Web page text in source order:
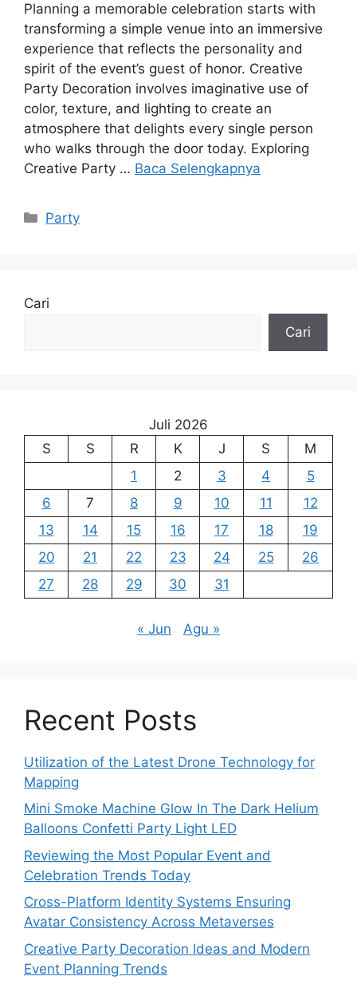
Planning a memorable celebration starts with
transforming a simple venue into an immersive
experience that reflects the personality and
spirit of the event’s guest of honor. Creative
Party Decoration involves imaginative use of
color, texture, and lighting to create an
atmosphere that delights every single person
who walks through the door today. Exploring
Creative Party … Baca Selengkapnya
Kategori
Party
Cari
Cari
Juli 2026
S
S R K J S
M
1
2 3 4
5
6
7 8 9 10 11
12
13
14 15 16 17 18
19
20
21 22 23 24 25
26
27
28 29 30 31
« Jun Agu »
Recent Posts
Utilization of the Latest Drone Technology for
Mapping
Mini Smoke Machine Glow In The Dark Helium
Balloons Confetti Party Light LED
Reviewing the Most Popular Event and
Celebration Trends Today
Cross-Platform Identity Systems Ensuring
Avatar Consistency Across Metaverses
Creative Party Decoration Ideas and Modern
Event Planning Trends